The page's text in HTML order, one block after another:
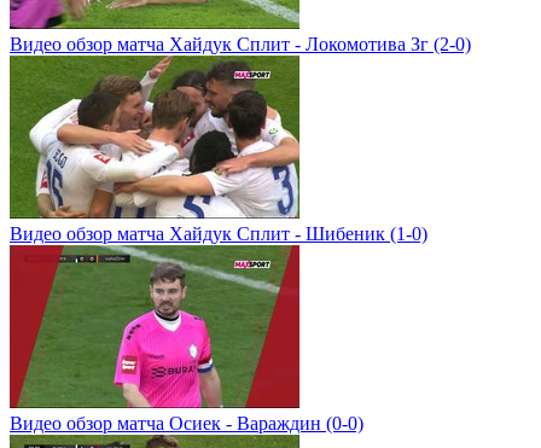
Видео обзор матча Хайдук Сплит - Локомотива Зг (2-0)
Видео обзор матча Хайдук Сплит - Шибеник (1-0)
Видео обзор матча Осиек - Вараждин (0-0)